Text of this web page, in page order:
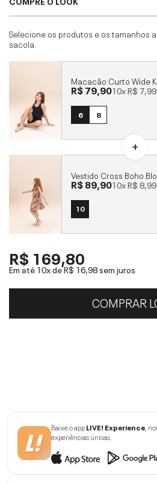
Selecione os produtos e os tamanhos
sacola.
Macacão Curto Wide
R$ 79,9010xR$ 7,99
6 8
Vestido Cross Boho
R$ 89,9010xR$ 8,99
10
R$ 169,80
Em até 10x deR$ 16,98sem juros
COMPRAR
Baixe o appLIVE! Experience ,
experiências únicas.